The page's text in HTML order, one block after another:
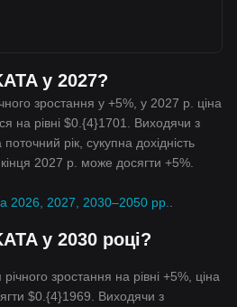
у 2027?
зростання у +5%, у 2027 р. ціна
на рівні $0.{4}1701. Виходячи з
рік, сукупна дохідність
2027 р. може досягти +5%.
2026, 2027, 2030–2050 рр.
у 2030 році?
зростання на рівні +5%, ціна
$0.{4}1969. Виходячи з